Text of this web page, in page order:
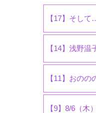
【17】そし
【14】浅野
【11】おの
【9】8/6（木